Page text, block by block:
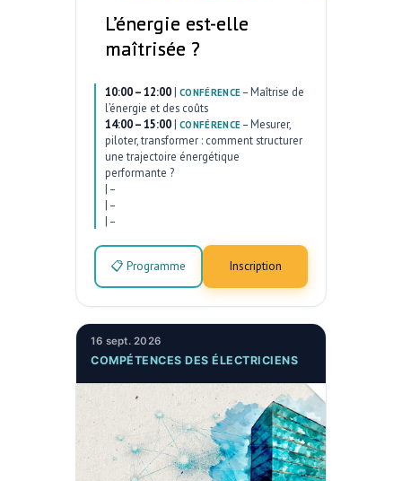
L’énergie est-elle
maîtrisée ?
10:00 – 12:00 | CONFÉRENCE – Maîtrise de
l’énergie et des coûts
14:00 – 15:00 | CONFÉRENCE – Mesurer,
piloter, transformer : comment structurer
une trajectoire énergétique
performante ?
| –
| –
| –
📋 Programme Inscription
16 sept. 2026
COMPÉTENCES DES ÉLECTRICIENS